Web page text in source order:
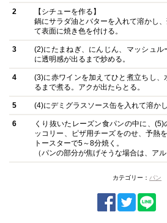
2
【シチューを作る】
鍋にサラダ油とバターを入れて溶かし
て表面に焼き色を付ける。
3
(2)にたまねぎ、にんじん、マッシュ
に透明感が出るまで炒める。
4
(3)に赤ワインを加えてひと煮立ちし
るまで煮る。アクが出たらとる。
5 (4)にデミグラスソース缶を入れて溶か
6
くり抜いたレーズン食パンの中に、
ッコリー、ピザ用チーズをのせ、予熱
トースターで5～8分焼く。
（パンの部分が焦げそうな場合は、ア
カテゴリー： パン